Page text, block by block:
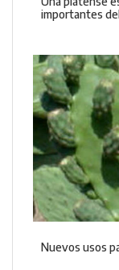
importantes
Nuevos usos